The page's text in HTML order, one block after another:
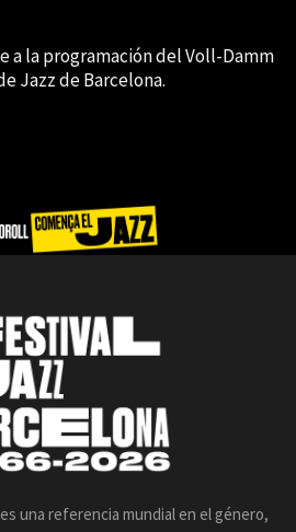
a la programación del Voll-Damm
Jazz de Barcelona.
una referencia mundial en el género,